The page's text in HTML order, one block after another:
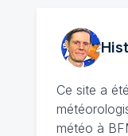
Ce site a
météo à